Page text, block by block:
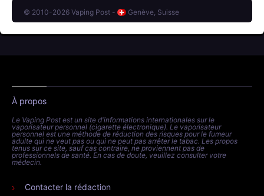
© 2010-2026 Vaping Post - Genève, Suisse
À propos
Le Vaping Post est un site d'informations internationales sur le
vaporisateur personnel (cigarette électronique). Le vaporisateur
personnel est une méthode de réduction des risques pour le fumeur
adulte qui ne veut pas ou qui ne peut pas arrêter le tabac. Les propos
tenus sur ce site, sauf cas contraire, ne proviennent pas de
professionnels de santé. En cas de doute, veuillez consulter votre
médecin.
Contacter la rédaction